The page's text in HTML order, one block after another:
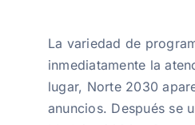
La variedad de
inmediatamente la
lugar, Norte 2030
anuncios. Después se